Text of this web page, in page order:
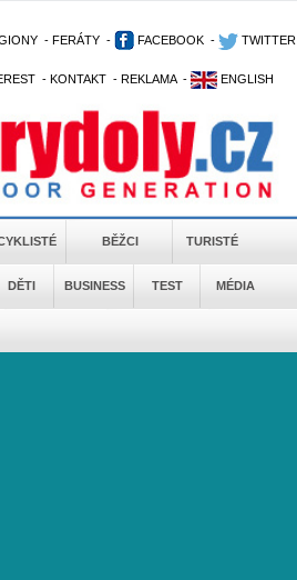
- FERÁTY - FACEBOOK - TWITTER
- KONTAKT - REKLAMA - ENGLISH
BĚŽCI TURISTÉ
DĚTI BUSINESS TEST MÉDIA